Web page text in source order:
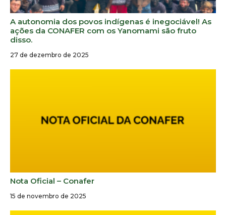
A autonomia dos povos indígenas é inegociável! As
ações da CONAFER com os Yanomami são fruto
disso.
27 de dezembro de 2025
Nota Oficial – Conafer
15 de novembro de 2025